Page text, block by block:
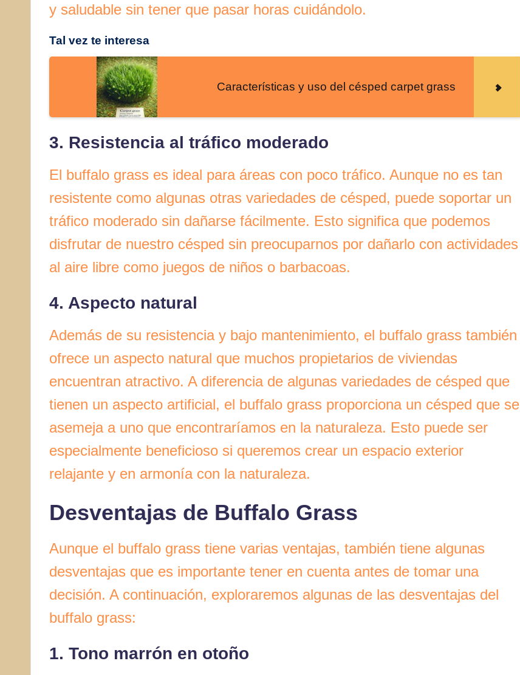
y saludable sin tener que pasar horas cuidándolo.
Tal vez te interesa
Características y uso del césped carpet grass
3. Resistencia al tráfico moderado
El buffalo grass es ideal para áreas con poco tráfico. Aunque no es tan
resistente como algunas otras variedades de césped, puede soportar un
tráfico moderado sin dañarse fácilmente. Esto significa que podemos
disfrutar de nuestro césped sin preocuparnos por dañarlo con actividades
al aire libre como juegos de niños o barbacoas.
4. Aspecto natural
Además de su resistencia y bajo mantenimiento, el buffalo grass también
ofrece un aspecto natural que muchos propietarios de viviendas
encuentran atractivo. A diferencia de algunas variedades de césped que
tienen un aspecto artificial, el buffalo grass proporciona un césped que se
asemeja a uno que encontraríamos en la naturaleza. Esto puede ser
especialmente beneficioso si queremos crear un espacio exterior
relajante y en armonía con la naturaleza.
Desventajas de Buffalo Grass
Aunque el buffalo grass tiene varias ventajas, también tiene algunas
desventajas que es importante tener en cuenta antes de tomar una
decisión. A continuación, exploraremos algunas de las desventajas del
buffalo grass:
1. Tono marrón en otoño